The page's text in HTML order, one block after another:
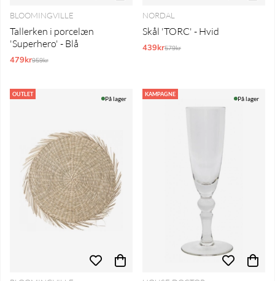
BLOOMINGVILLE
Tallerken i porcelæn
'Superhero' - Blå
479krNormalpris:
959kr
NORDAL
Skål 'TORC' - Hvid
439krNormalpris:
579kr
OUTLET
På lager
KAMPAGNE
På lager